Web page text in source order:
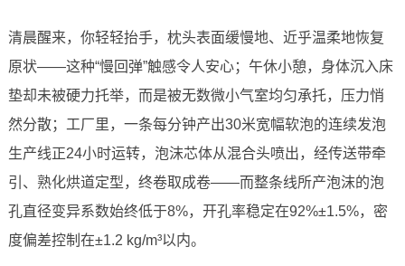
清晨醒来，你轻轻抬手，枕头表面缓慢地、近乎温柔地恢复
原状——这种“慢回弹”触感令人安心；午休小憩，身体沉入床
垫却未被硬力托举，而是被无数微小气室均匀承托，压力悄
然分散；工厂里，一条每分钟产出30米宽幅软泡的连续发泡
生产线正24小时运转，泡沫芯体从混合头喷出，经传送带牵
引、熟化烘道定型，终卷取成卷——而整条线所产泡沫的泡
孔直径变异系数始终低于8%，开孔率稳定在92%±1.5%，密
度偏差控制在±1.2 kg/m³以内。